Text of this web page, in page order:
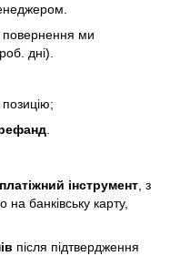
повернення ми
дні).
інструмент , з
банківську карту,
після підтвердження